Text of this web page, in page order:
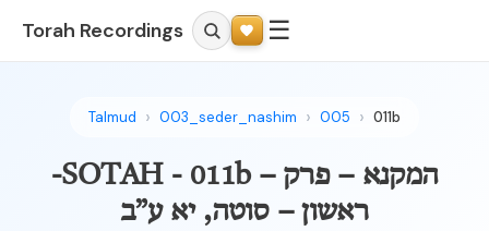
Torah Recordings ☰
Talmud 003_seder_nashim 005 011b
-SOTAH - 011b – המקנא – פרק
ראשון – סוטה, יא ע”ב